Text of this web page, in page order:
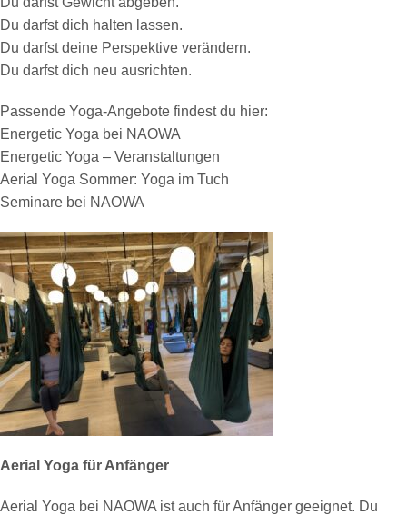
Du darfst dich halten lassen.
Du darfst deine Perspektive verändern.
Du darfst dich neu ausrichten.
Passende Yoga-Angebote findest du hier:
Energetic Yoga bei NAOWA
Energetic Yoga – Veranstaltungen
Aerial Yoga Sommer: Yoga im Tuch
Seminare bei NAOWA
Aerial Yoga für Anfänger
Aerial Yoga bei NAOWA ist auch für Anfänger geeignet. Du